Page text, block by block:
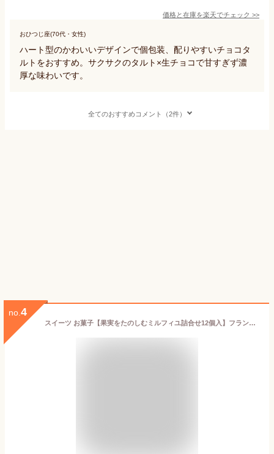
価格と在庫を楽天でチェック >>
おひつじ座(70代・女性)
ハート型のかわいいデザインで個包装、配りやすいチョコタ
ルトをおすすめ。サクサクのタルト×生チョコで甘すぎず濃
厚な味わいです。
全てのおすすめコメント（2件）
no. 4
スイーツ お菓子【果実をたのしむミルフィユ詰合せ12個入】フランセ 個包装 スイーツ ギフト 焼き菓子 洋菓子 プレゼント ミルフィユ 職場 退職 お礼 内祝い お返し お祝い 結婚祝い 出産祝い 東京 お土産 手土産 菓子折り 可愛い お中元 御中元 夏ギフト 暑中見舞い